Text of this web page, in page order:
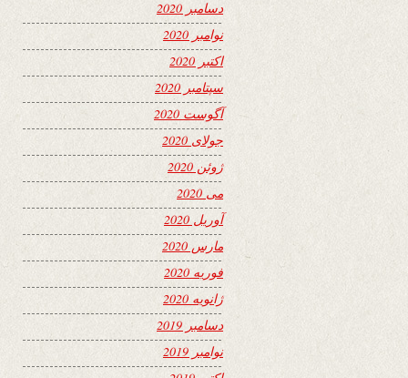
دسامبر 2020
نوامبر 2020
اکتبر 2020
سپتامبر 2020
آگوست 2020
جولای 2020
ژوئن 2020
می 2020
آوریل 2020
مارس 2020
فوریه 2020
ژانویه 2020
دسامبر 2019
نوامبر 2019